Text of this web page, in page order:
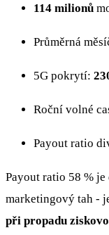
114 milionů
Průměrná
5G pokrytí:
Roční volné
Payout ratio
Payout ratio 58 %
marketingový tah -
při propadu